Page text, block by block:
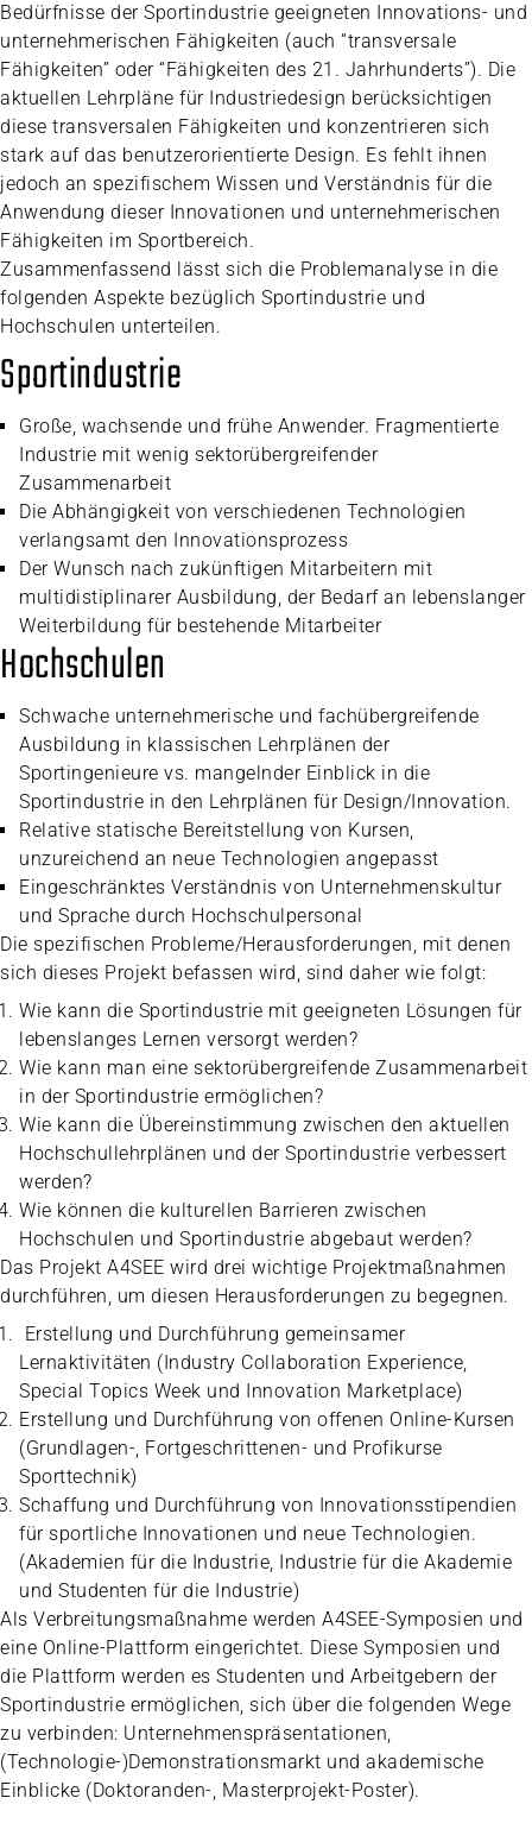
Bedürfnisse der Sportindustrie geeigneten Innovations- und
unternehmerischen Fähigkeiten (auch “transversale
Fähigkeiten” oder “Fähigkeiten des 21. Jahrhunderts”). Die
aktuellen Lehrpläne für Industriedesign berücksichtigen
diese transversalen Fähigkeiten und konzentrieren sich
stark auf das benutzerorientierte Design. Es fehlt ihnen
jedoch an spezifischem Wissen und Verständnis für die
Anwendung dieser Innovationen und unternehmerischen
Fähigkeiten im Sportbereich.
Zusammenfassend lässt sich die Problemanalyse in die
folgenden Aspekte bezüglich Sportindustrie und
Hochschulen unterteilen.
Sportindustrie
Große, wachsende und frühe Anwender. Fragmentierte
Industrie mit wenig sektorübergreifender
Zusammenarbeit
Die Abhängigkeit von verschiedenen Technologien
verlangsamt den Innovationsprozess
Der Wunsch nach zukünftigen Mitarbeitern mit
multidistiplinarer Ausbildung, der Bedarf an lebenslanger
Weiterbildung für bestehende Mitarbeiter
Hochschulen
Schwache unternehmerische und fachübergreifende
Ausbildung in klassischen Lehrplänen der
Sportingenieure vs. mangelnder Einblick in die
Sportindustrie in den Lehrplänen für Design/Innovation.
Relative statische Bereitstellung von Kursen,
unzureichend an neue Technologien angepasst
Eingeschränktes Verständnis von Unternehmenskultur
und Sprache durch Hochschulpersonal
Die spezifischen Probleme/Herausforderungen, mit denen
sich dieses Projekt befassen wird, sind daher wie folgt:
Wie kann die Sportindustrie mit geeigneten Lösungen für
lebenslanges Lernen versorgt werden?
Wie kann man eine sektorübergreifende Zusammenarbeit
in der Sportindustrie ermöglichen?
Wie kann die Übereinstimmung zwischen den aktuellen
Hochschullehrplänen und der Sportindustrie verbessert
werden?
Wie können die kulturellen Barrieren zwischen
Hochschulen und Sportindustrie abgebaut werden?
Das Projekt A4SEE wird drei wichtige Projektmaßnahmen
durchführen, um diesen Herausforderungen zu begegnen.
Erstellung und Durchführung gemeinsamer
Lernaktivitäten (Industry Collaboration Experience,
Special Topics Week und Innovation Marketplace)
Erstellung und Durchführung von offenen Online-Kursen
(Grundlagen-, Fortgeschrittenen- und Profikurse
Sporttechnik)
Schaffung und Durchführung von Innovationsstipendien
für sportliche Innovationen und neue Technologien.
(Akademien für die Industrie, Industrie für die Akademie
und Studenten für die Industrie)
Als Verbreitungsmaßnahme werden A4SEE-Symposien und
eine Online-Plattform eingerichtet. Diese Symposien und
die Plattform werden es Studenten und Arbeitgebern der
Sportindustrie ermöglichen, sich über die folgenden Wege
zu verbinden: Unternehmenspräsentationen,
(Technologie-)Demonstrationsmarkt und akademische
Einblicke (Doktoranden-, Masterprojekt-Poster).